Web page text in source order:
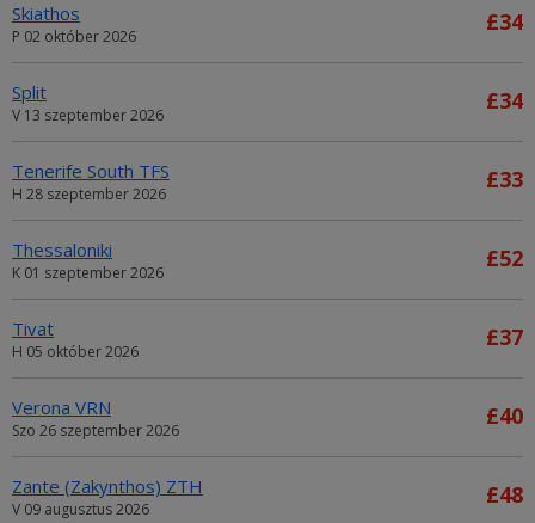
Skiathos
P 02 október 2026
£34
Split
V 13 szeptember 2026
£34
Tenerife South TFS
H 28 szeptember 2026
£33
Thessaloniki
K 01 szeptember 2026
£52
Tivat
H 05 október 2026
£37
Verona VRN
Szo 26 szeptember 2026
£40
Zante (Zakynthos) ZTH
V 09 augusztus 2026
£48